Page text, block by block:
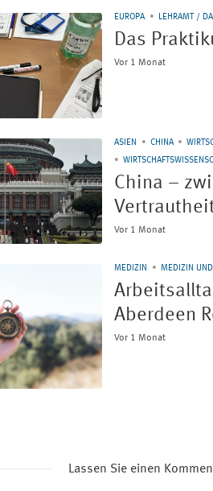
EUROPA LEHRAMT /
Das
Vor 1 Monat
ASIEN CHINA
China –
Vor 1 Monat
MEDIZIN MEDIZIN UND
Aberdeen
Vor 1 Monat
Lassen Sie einen